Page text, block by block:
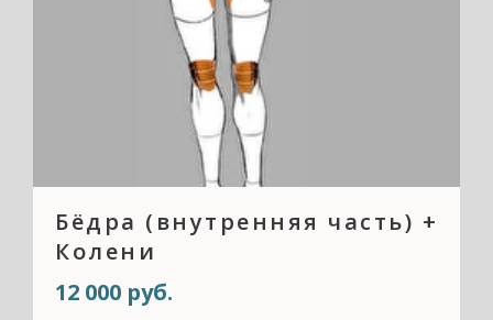
Бёдра (внутренняя часть) +
Колени
12 000 руб.